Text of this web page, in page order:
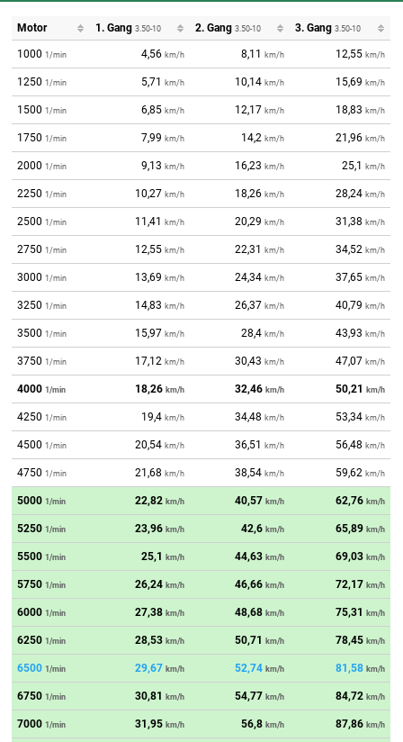
Motor 1. Gang3.50-10 2. Gang3.50-10 3. Gang3.50-10
10001/min 4,56km/h 8,11km/h 12,55km/h
12501/min 5,71km/h 10,14km/h 15,69km/h
15001/min 6,85km/h 12,17km/h 18,83km/h
17501/min 7,99km/h 14,2km/h 21,96km/h
20001/min 9,13km/h 16,23km/h 25,1km/h
22501/min 10,27km/h 18,26km/h 28,24km/h
25001/min 11,41km/h 20,29km/h 31,38km/h
27501/min 12,55km/h 22,31km/h 34,52km/h
30001/min 13,69km/h 24,34km/h 37,65km/h
32501/min 14,83km/h 26,37km/h 40,79km/h
35001/min 15,97km/h 28,4km/h 43,93km/h
37501/min 17,12km/h 30,43km/h 47,07km/h
40001/min 18,26km/h 32,46km/h 50,21km/h
42501/min 19,4km/h 34,48km/h 53,34km/h
45001/min 20,54km/h 36,51km/h 56,48km/h
47501/min 21,68km/h 38,54km/h 59,62km/h
50001/min 22,82km/h 40,57km/h 62,76km/h
52501/min 23,96km/h 42,6km/h 65,89km/h
55001/min 25,1km/h 44,63km/h 69,03km/h
57501/min 26,24km/h 46,66km/h 72,17km/h
60001/min 27,38km/h 48,68km/h 75,31km/h
62501/min 28,53km/h 50,71km/h 78,45km/h
65001/min 29,67km/h 52,74km/h 81,58km/h
67501/min 30,81km/h 54,77km/h 84,72km/h
70001/min 31,95km/h 56,8km/h 87,86km/h